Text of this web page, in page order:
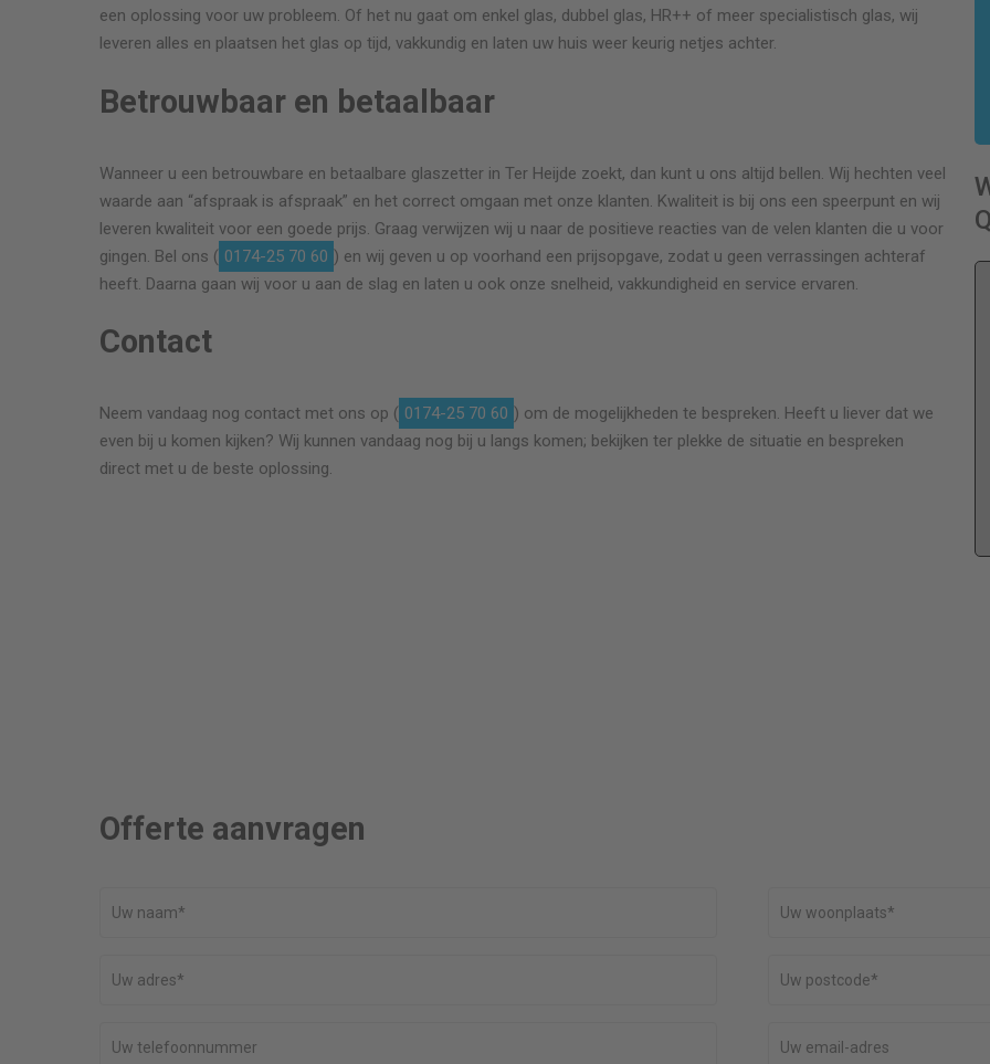
een oplossing voor uw probleem. Of het nu gaat om enkel glas, dubbel glas, HR++ of meer specialistisch glas, wij
leveren alles en plaatsen het glas op tijd, vakkundig en laten uw huis weer keurig netjes achter.
Betrouwbaar en betaalbaar
Wanneer u een betrouwbare en betaalbare glaszetter in Ter Heijde zoekt, dan kunt u ons altijd bellen. Wij hechten veel
waarde aan “afspraak is afspraak” en het correct omgaan met onze klanten. Kwaliteit is bij ons een speerpunt en wij
leveren kwaliteit voor een goede prijs. Graag verwijzen wij u naar de positieve reacties van de velen klanten die u voor
gingen. Bel ons ( 0174-25 70 60 ) en wij geven u op voorhand een prijsopgave, zodat u geen verrassingen achteraf
heeft. Daarna gaan wij voor u aan de slag en laten u ook onze snelheid, vakkundigheid en service ervaren.
Contact
Neem vandaag nog contact met ons op ( 0174-25 70 60 ) om de mogelijkheden te bespreken. Heeft u liever dat we
even bij u komen kijken? Wij kunnen vandaag nog bij u langs komen; bekijken ter plekke de situatie en bespreken
direct met u de beste oplossing.
Top! Meneer Quist heeft goed werk geleverd.
Snelle service, goede afwerking, een echte
vakman.
Prima vakman. Ruit is professioneel vervangen en
ook was het geen probleem om een ander klein
Offerte aanvragen